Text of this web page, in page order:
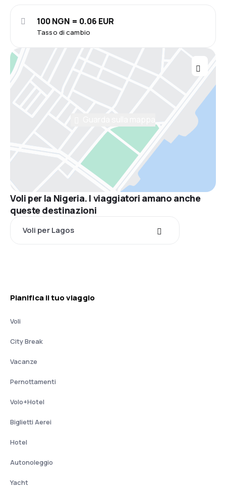
Tasso di cambio
100 NGN = 0.06 EUR
Voli per la Nigeria. I viaggiatori amano anche
queste destinazioni
Voli per Lagos
Pianifica il tuo viaggio
Voli
City Break
Vacanze
Pernottamenti
Volo+Hotel
Biglietti Aerei
Hotel
Autonoleggio
Yacht